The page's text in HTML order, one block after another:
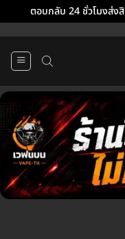
ตอบกลับ 24 ชั่วโมงส่ง